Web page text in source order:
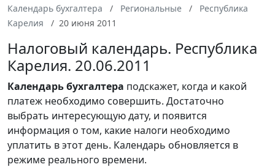
Календарь бухгалтера
Региональные
Республика
Карелия
20 июня 2011
Налоговый календарь. Республика
Карелия. 20.06.2011
Календарьбухгалтера подскажет, когда и какой
платеж необходимо совершить. Достаточно
выбрать интересующую дату, и появится
информация о том, какие налоги необходимо
уплатить в этот день. Календарь обновляется в
режиме реального времени.